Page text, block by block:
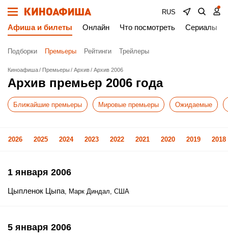
RUS
Афиша и билеты Онлайн Что посмотреть Сериалы
Подборки Премьеры Рейтинги Трейлеры
Киноафиша Премьеры Архив Архив 2006
Архив премьер 2006 года
Ближайшие премьеры Мировые премьеры Ожидаемые
2026 2025 2024 2023 2022 2021 2020 2019 2018
1 января 2006
Цыпленок Цыпа, Марк Диндал, США
5 января 2006